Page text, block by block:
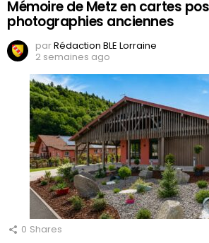
Mémoire de Metz en cartes
photographies anciennes
parRédaction BLE Lorraine
2 semaines ago
0 Shares